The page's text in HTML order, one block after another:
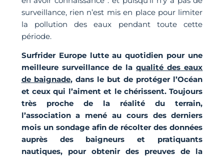
surveillance, rien n’est mis en place pour limiter
la pollution des eaux pendant toute cette
période.
Surfrider Europe lutte au quotidien pour une
meilleure surveillance de laqualité des eaux
de baignade, dans le but de protéger l’Océan
et ceux qui l’aiment et le chérissent. Toujours
très proche de la réalité du terrain,
l’association a mené au cours des derniers
mois un sondage afin de récolter des données
auprès des baigneurs et pratiquants
nautiques, pour obtenir des preuves de la